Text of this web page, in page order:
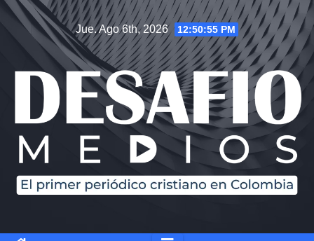
Jue. Ago 6th, 2026 12:50:56 PM